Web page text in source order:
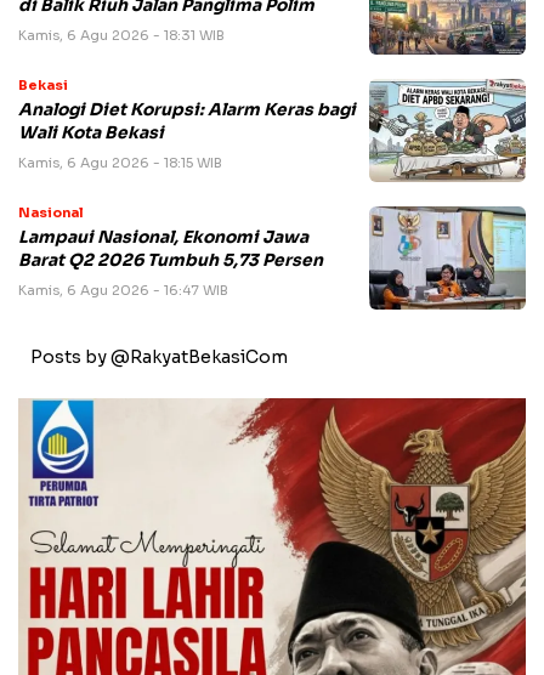
di Balik Riuh Jalan Panglima Polim
Kamis, 6 Agu 2026 - 18:31 WIB
Bekasi
Analogi Diet Korupsi: Alarm Keras bagi
Wali Kota Bekasi
Kamis, 6 Agu 2026 - 18:15 WIB
Nasional
Lampaui Nasional, Ekonomi Jawa
Barat Q2 2026 Tumbuh 5,73 Persen
Kamis, 6 Agu 2026 - 16:47 WIB
Posts by @RakyatBekasiCom